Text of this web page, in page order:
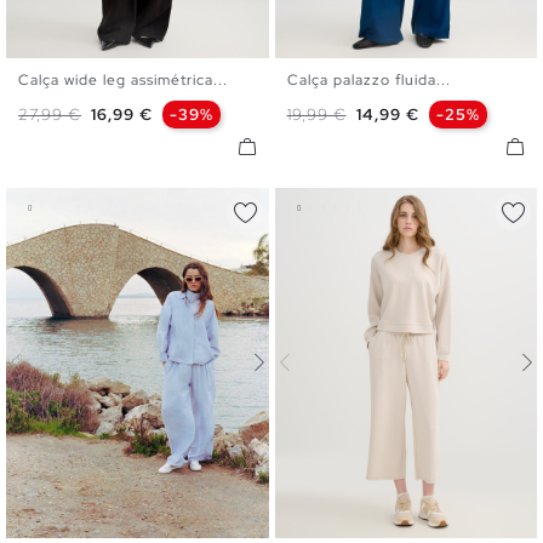
36 38 40
Calça wide leg assimétrica...
Preço normal
27,99 € Preço
16,99 € -39%
S M L
Calça palazzo fluida...
Preço normal
19,99 € Preço
14,99 € -25%